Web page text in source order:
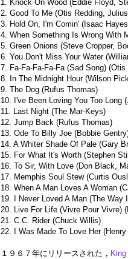
1. Knock On Wood (Eddie Floyd,
2. Good To Me (Otis Redding,
3. Hold On, I'm Comin' (Isaac
4. When Something Is Wrong With
5. Green Onions (Steve Cropper,
6. You Don't Miss Your Water
7. Fa-Fa-Fa-Fa-Fa (Sad Song)
8. In The Midnight Hour (Wilson
9. The Dog (Rufus Thomas)
10. I've Been Loving You Too Long
11. Last Night (The Mar-Keys)
12. Jump Back (Rufus Thomas)
13. Ode To Billy Joe (Bobbie
14. A Whiter Shade Of Pale (Gary
15. For What It's Worth (Stephen
16. To Sir, With Love (Don Black,
17. Memphis Soul Stew (Curtis
18. When A Man Loves A Woman
19. I Never Loved A Man (The Way
20. Live For Life (Vivre Pour Vivre)
21. C.C. Rider (Chuck Willis)
22. I Was Made To Love Her
１９６７年にリリースされた，